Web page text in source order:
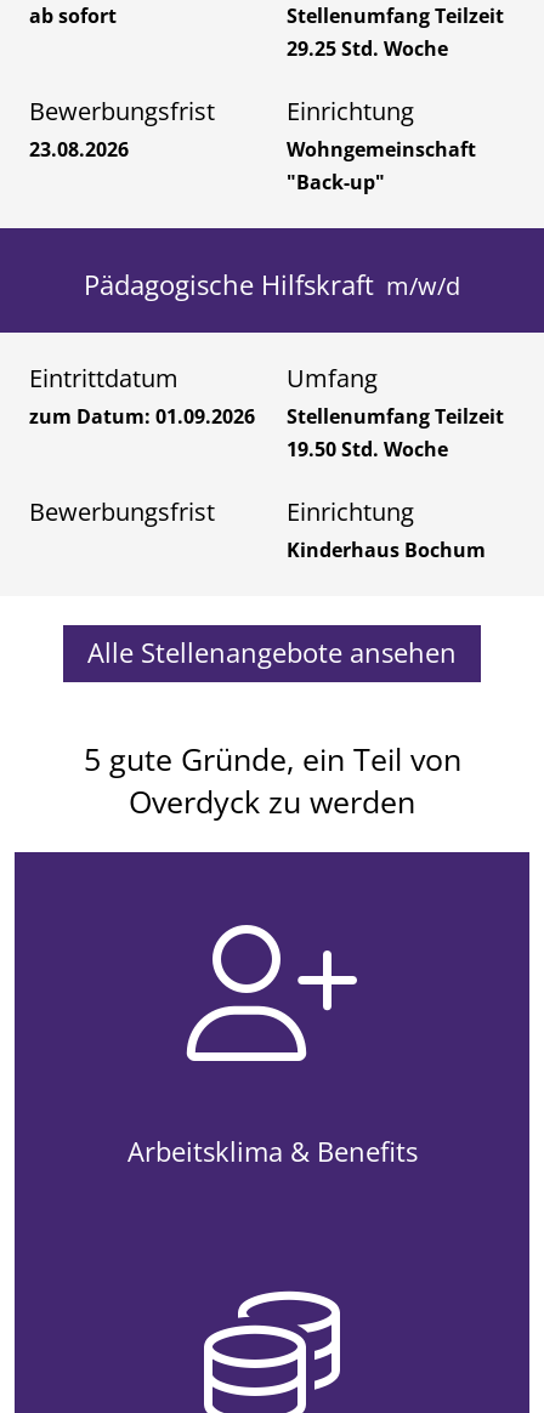
ab sofort
Stellenumfang Teilzeit
29.25 Std. Woche
Bewerbungsfrist
23.08.2026
Einrichtung
Wohngemeinschaft
"Back-up"
Pädagogische Hilfskraft
Eintrittdatum
zum Datum: 01.09.2026
Umfang
Stellenumfang Teilzeit
19.50 Std. Woche
Bewerbungsfrist Einrichtung
Kinderhaus Bochum
Alle Stellenangebote ansehen
5 gute Gründe, ein Teil von
Overdyck zu werden
Arbeitsklima & Benefits